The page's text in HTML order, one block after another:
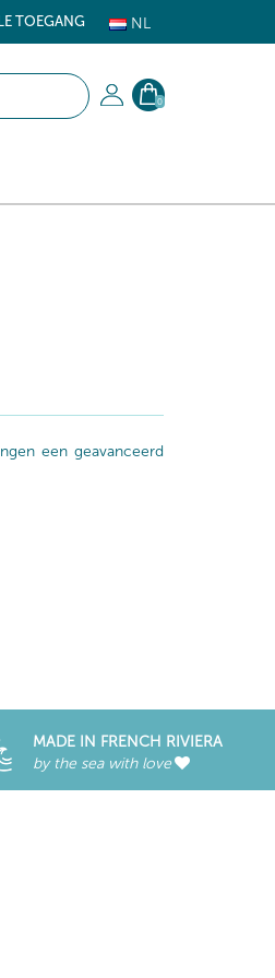
NL
TOEGANG
0
een geavanceerd
MADE IN FRENCH RIVIERA
by the sea with love